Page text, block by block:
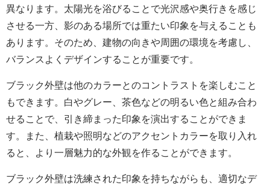
異なります。太陽光を浴びることで光沢感や奥行きを感じ
させる一方、影のある場所では重たい印象を与えることも
あります。そのため、建物の向きや周囲の環境を考慮し、
バランスよくデザインすることが重要です。
ブラック外壁は他のカラーとのコントラストを楽しむこと
もできます。白やグレー、茶色などの明るい色と組み合わ
せることで、引き締まった印象を演出することができま
す。また、植栽や照明などのアクセントカラーを取り入れ
ると、より一層魅力的な外観を作ることができます。
ブラック外壁は洗練された印象を持ちながらも、適切なデ